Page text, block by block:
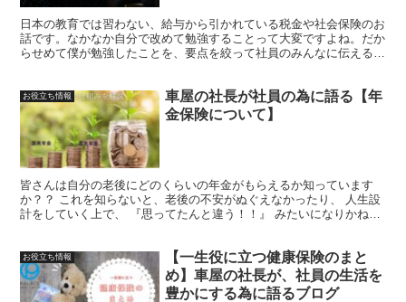
日本の教育では習わない、給与から引かれている税金や社会保険のお
話です。なかなか自分で改めて勉強することって大変ですよね。だか
らせめて僕が勉強したことを、要点を絞って社員のみんなに伝えるこ
お役立ち情報
車屋の社長が社員の為に語る【年
金保険について】
皆さんは自分の老後にどのくらいの年金がもらえるか知っています
か？？ これを知らないと、老後の不安がぬぐえなかったり、 人生設
計をしていく上で、 『思ってたんと違う！！』 みたいになりかねま
お役立ち情報
【一生役に立つ健康保険のまと
め】車屋の社長が、社員の生活を
豊かにする為に語るブログ